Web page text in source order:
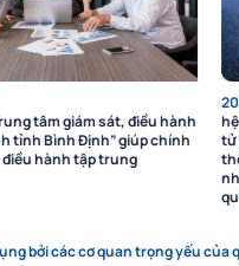
2019
hệ
tử
quốc
tâm giám sát, điều hành
Bình Ðịnh” giúp chính
hành tập trung
bởi các cơ quan trọng yếu của